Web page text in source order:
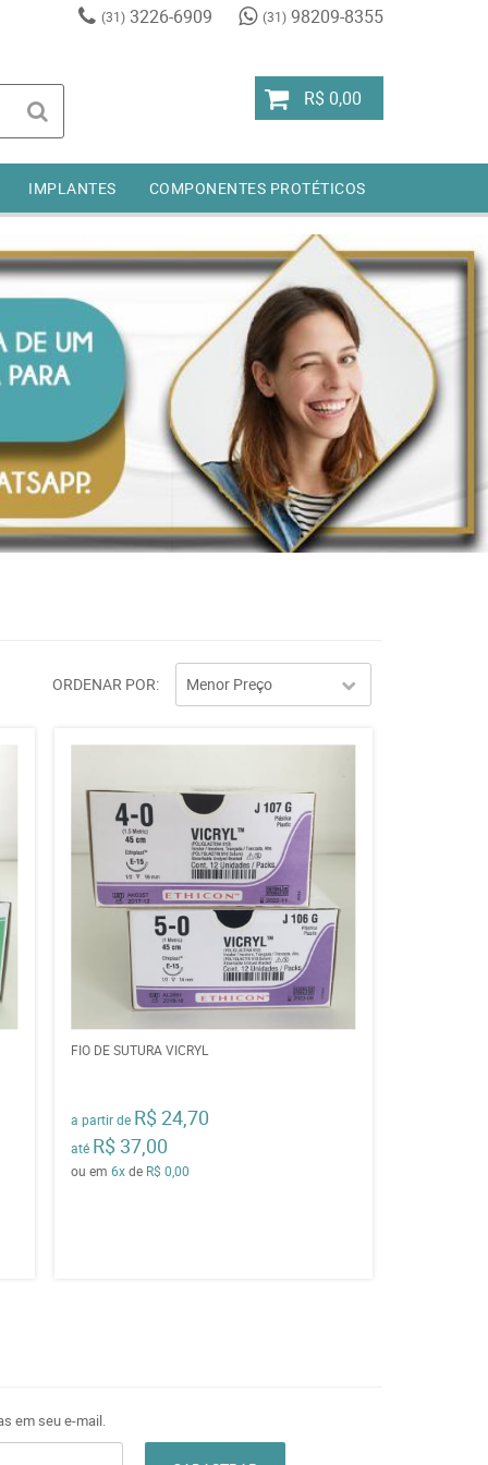
(31)3226-6909 (31)98209-8355
R$ 0,00
IMPLANTES COMPONENTES PROTÉTICOS
ORDENAR POR Menor Preço
FIO DE SUTURA VICRYL
a partir de R$ 24,70
até R$ 37,00
ou em6xde R$ 0,00
em seu e-mail.